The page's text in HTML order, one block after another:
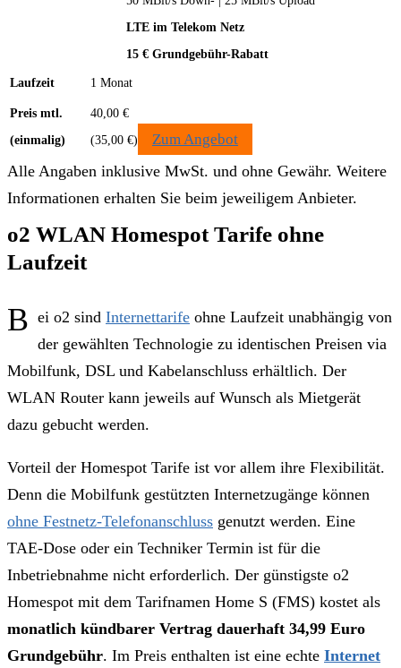
LTE im Telekom Netz
15 € Grundgebühr-Rabatt
1 Monat
40,00 €
(35,00 €)
Zum Angebot
Alle Angaben inklusive MwSt. und ohne Gewähr. Weitere
Informationen erhalten Sie beim jeweiligem Anbieter.
o2 WLAN Homespot Tarife ohne
Laufzeit
B ei o2 sind Internettarife ohne Laufzeit unabhängig von
der gewählten Technologie zu identischen Preisen via
Mobilfunk, DSL und Kabelanschluss erhältlich. Der
WLAN Router kann jeweils auf Wunsch als Mietgerät
dazu gebucht werden.
Vorteil der Homespot Tarife ist vor allem ihre Flexibilität.
Denn die Mobilfunk gestützten Internetzugänge können
ohne Festnetz-Telefonanschluss genutzt werden. Eine
TAE-Dose oder ein Techniker Termin ist für die
Inbetriebnahme nicht erforderlich. Der günstigste o2
Homespot mit dem Tarifnamen Home S (FMS) kostet als
monatlich kündbarer Vertrag dauerhaft 34,99 Euro
Grundgebühr. Im Preis enthalten ist eine echte Internet